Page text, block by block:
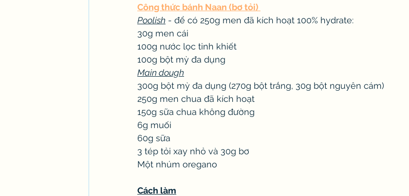
Công thức bánh Naan (bơ tỏi)
Poolish - để có 250g men đã kích hoạt 100% hydrate:
30g men cái
100g nước lọc tinh khiết
100g bột mỳ đa dụng
Main dough
300g bột mỳ đa dụng (270g bột trắng, 30g bột nguyên cám)
250g men chua đã kích hoạt
150g sữa chua không đường
6g muối
60g sữa
3 tép tỏi xay nhỏ và 30g bơ
Một nhúm oregano
Cách làm